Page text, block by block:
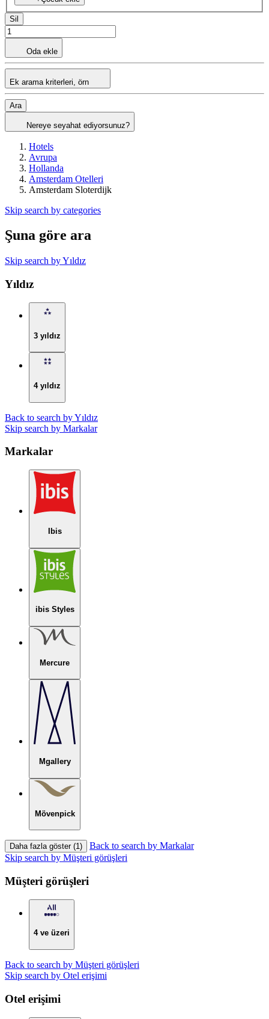
Sil
Oda ekle
Ek arama kriterleri, örn
Ara
Nereye seyahat ediyorsunuz?
Hotels
Avrupa
Hollanda
Amsterdam Otelleri
Amsterdam Sloterdijk
Skip search by categories
Şuna göre ara
Skip search by Yıldız
Yıldız
3 yıldız
4 yıldız
Back to search by Yıldız
Skip search by Markalar
Markalar
Ibis
ibis Styles
Mercure
Mgallery
Mövenpick
Daha fazla göster (1)
Back to search by Markalar
Skip search by Müşteri görüşleri
Müşteri görüşleri
4 ve üzeri
Back to search by Müşteri görüşleri
Skip search by Otel erişimi
Otel erişimi